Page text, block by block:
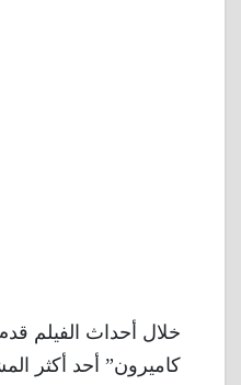
خلال أحداث الفيلم
كاميرون” أحد أكثر